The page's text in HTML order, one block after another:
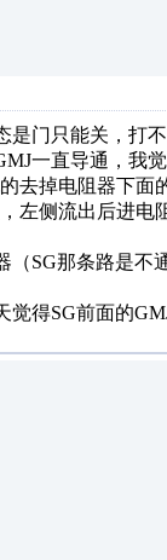
是门只能关，打
一直导通，我
去掉电阻器下面
左侧流出后进
SG那条路是
得SG前面的